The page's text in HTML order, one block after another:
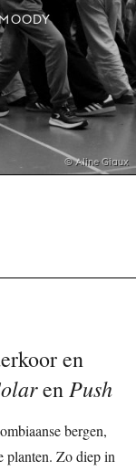
© Aline Giaux
en
en Push
bergen,
planten. Zo diep in